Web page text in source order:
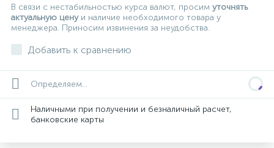
В связи с нестабильностью курса валют, просим уточнять
актуальную ценуи наличие необходимого товара у
менеджера. Приносим извинения за неудобства.
Добавить к сравнению
Определяем...
Наличными при получении и безналичный расчет,
банковские карты